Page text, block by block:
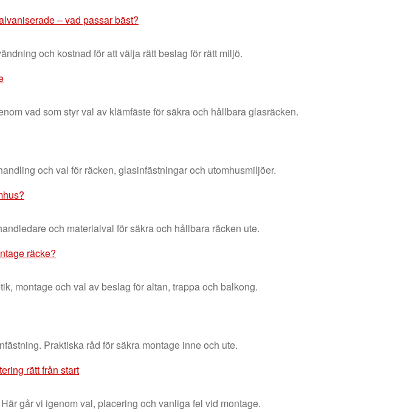
– vad passar bäst?
och kostnad för att välja rätt beslag för rätt miljö.
vad som styr val av klämfäste för säkra och hållbara glasräcken.
och val för räcken, glasinfästningar och utomhusmiljöer.
och materialval för säkra och hållbara räcken ute.
räcke?
montage och val av beslag för altan, trappa och balkong.
Praktiska råd för säkra montage inne och ute.
rätt från start
går vi igenom val, placering och vanliga fel vid montage.